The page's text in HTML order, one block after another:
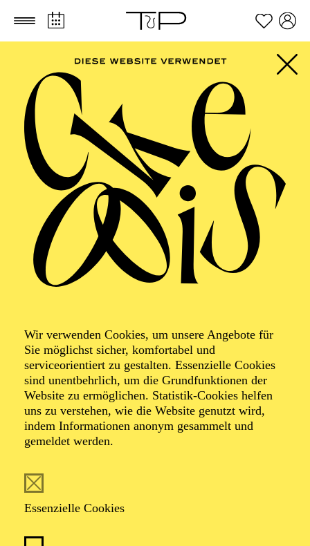
Zum Hauptinhalt springen Zum Footer springen
Wir verwenden Cookies, um unsere Angebote für
Sie möglichst sicher, komfortabel und
serviceorientiert zu gestalten. Essenzielle Cookies
sind unentbehrlich, um die Grundfunktionen der
Website zu ermöglichen. Statistik-Cookies helfen
uns zu verstehen, wie die Website genutzt wird,
indem Informationen anonym gesammelt und
gemeldet werden.
Essenzielle Cookies
ESSENER
PHILHARMONIKER
Neujahrskonzert
der Essener
Philharmoniker